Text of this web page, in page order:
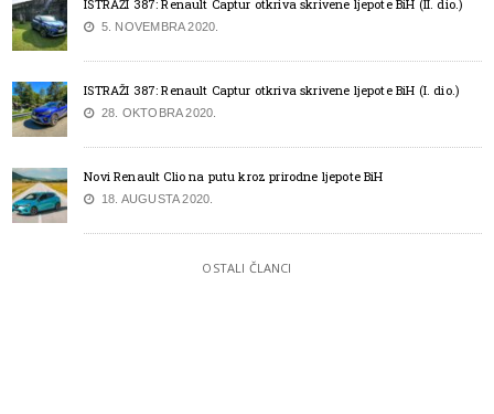
ISTRAŽI 387: Renault Captur otkriva skrivene ljepote BiH (II. dio.)
5. NOVEMBRA 2020.
ISTRAŽI 387: Renault Captur otkriva skrivene ljepote BiH (I. dio.)
28. OKTOBRA 2020.
Novi Renault Clio na putu kroz prirodne ljepote BiH
18. AUGUSTA 2020.
OSTALI ČLANCI